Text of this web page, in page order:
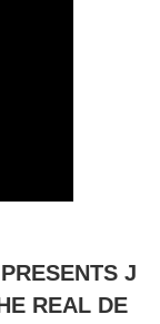
J
REAL DE